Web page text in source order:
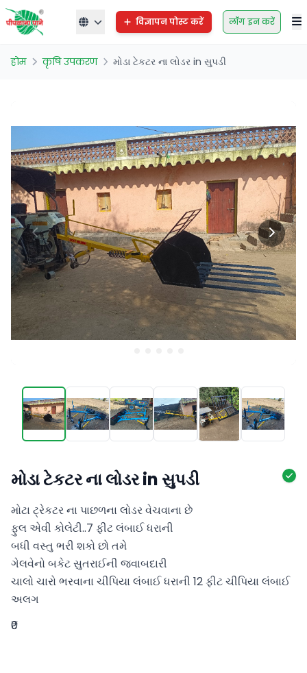
विज्ञापन पोस्ट करें लॉग इन करें
होम कृषि उपकरण મોડા ટેકટર ના લોડર in સુપડી
મોડા ટેકટર ના લોડર in સુપડી
મોટા ટ્રેકટર ના પાછળના લોડર વેચવાના છે
ફુલ એવી કોલેટી..7 ફીટ લંબાઈ ધરાની
બધી વસ્તુ ભરી શકો છો તમે
ગેલવેનો બકેટ સુતરાઈની જવાબદારી
ચાલો ચારો ભરવાના ચીપિયા લંબાઈ ધરાની 12 ફીટ ચીપિયા લંબાઈ
અલગ
₹0